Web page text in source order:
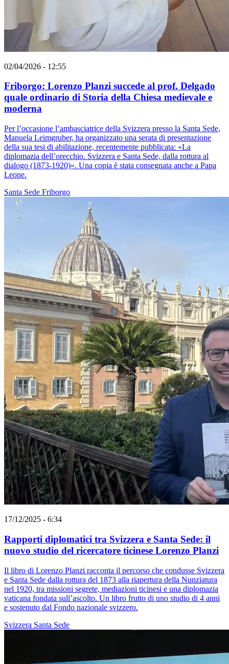
02/04/2026 - 12:55
Friborgo: Lorenzo Planzi succede al prof. Delgado
quale ordinario di Storia della Chiesa medievale e
moderna
Per l’occasione l’ambasciatrice della Svizzera presso la Santa Sede,
Manuela Leimgruber, ha organizzato una serata di presentazione
della sua tesi di abilitazione, recentemente pubblicata: «La
diplomazia dell’orecchio. Svizzera e Santa Sede, dalla rottura al
dialogo (1873-1920)». Una copia è stata consegnata anche a Papa
Leone.
Santa Sede Friborgo
17/12/2025 - 6:34
Rapporti diplomatici tra Svizzera e Santa Sede: il
nuovo studio del ricercatore ticinese Lorenzo Planzi
Il libro di Lorenzo Planzi racconta il percorso che condusse Svizzera
e Santa Sede dalla rottura del 1873 alla riapertura della Nunziatura
nel 1920, tra missioni segrete, mediazioni ticinesi e una diplomazia
vaticana fondata sull’ascolto. Un libro frutto di uno studio di 4 anni
e sostenuto dal Fondo nazionale svizzero.
Svizzera Santa Sede